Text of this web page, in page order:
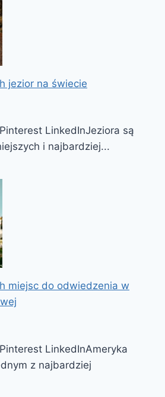
jezior na świecie
LinkedInJeziora są
i najbardziej...
miejsc do odwiedzenia w
LinkedInAmeryka
z najbardziej